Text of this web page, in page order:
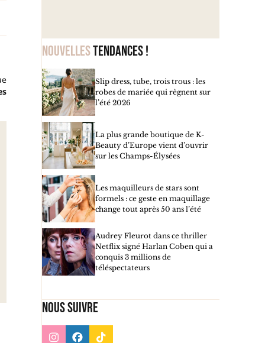
Nouvellestendances !
Slip dress, tube, trois trous : les
robes de mariée qui règnent sur
l’été 2026
La plus grande boutique de K-
Beauty d’Europe vient d’ouvrir
sur les Champs-Élysées
Les maquilleurs de stars sont
formels : ce geste en maquillage
change tout après 50 ans l’été
Audrey Fleurot dans ce thriller
Netflix signé Harlan Coben qui a
conquis 3 millions de
téléspectateurs
Nous suivre